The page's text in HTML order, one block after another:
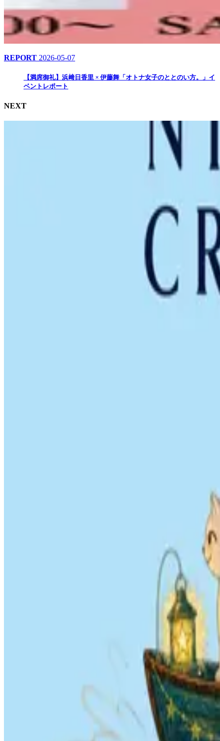
REPORT 2026-05-07
【満席御礼】浜﨑日香里 × 伊藤舞「オトナ女子のととのい方。」イ
ベントレポート
NEXT